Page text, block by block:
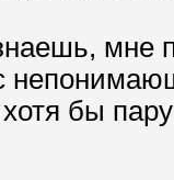
мне
бы